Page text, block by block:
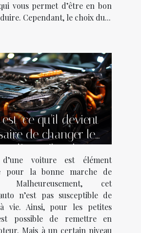
vous permet d’être en bon
Cependant, le choix du...
ce qu’il devient
de changer le
d’un véhicule ?
voiture est élément
pour la bonne marche de
Malheureusement, cet
n’est pas susceptible de
vie. Ainsi, pour les petites
possible de remettre en
Mais à un certain niveau